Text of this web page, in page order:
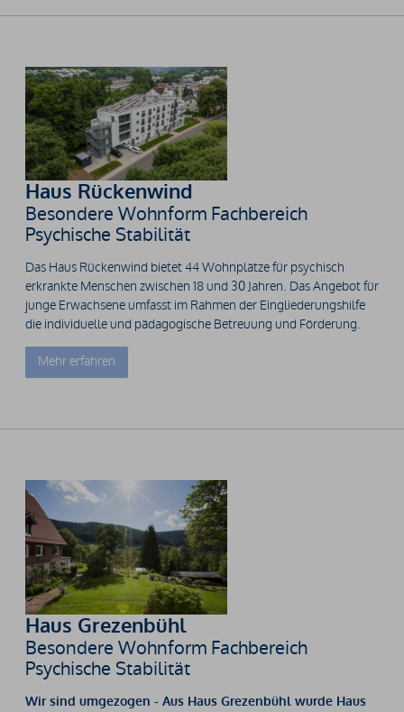
Haus Rückenwind
Besondere Wohnform Fachbereich
Psychische Stabilität
Das Haus Rückenwind bietet 44 Wohnplätze für psychisch
erkrankte Menschen zwischen 18 und 30 Jahren. Das Angebot für
junge Erwachsene umfasst im Rahmen der Eingliederungshilfe
die individuelle und pädagogische Betreuung und Förderung.
Mehr erfahren
Haus Grezenbühl
Besondere Wohnform Fachbereich
Psychische Stabilität
Wir sind umgezogen - Aus Haus Grezenbühl wurde Haus